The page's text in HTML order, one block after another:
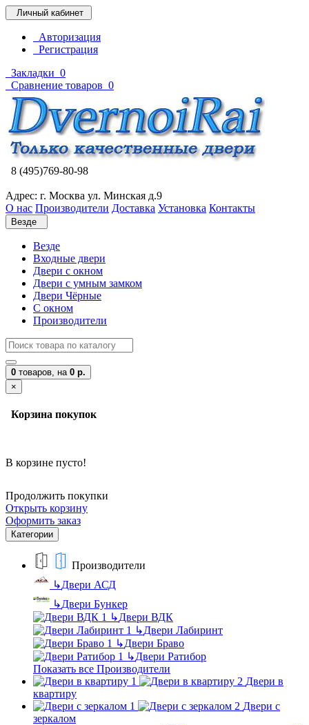
Личный кабинет
Авторизация
Регистрация
Закладки 0
Сравнение товаров 0
8 (495)769-80-98
Адрес: г. Москва ул. Минская д.9
О нас Производители Доставка Установка Контакты
Везде
Везде
Входные двери
Двери с окном
Двери с умным замком
Двери Чёрные
C окном
Производители
0 товаров, на 0 р.
×
Корзина покупок
В корзине пусто!
Продолжить покупки
Открыть корзину
Оформить заказ
Категории
Производители
↳Двери АСД
↳Двери Бункер
↳Двери ВДК
↳Двери Лабиринт
↳Двери Браво
↳Двери Ратибор
Показать все Производители
Двери в
квартиру
Двери с
зеркалом